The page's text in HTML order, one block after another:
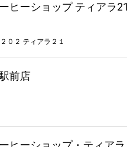
ヒーショップ ティアラ
０２ ティアラ２１
前店